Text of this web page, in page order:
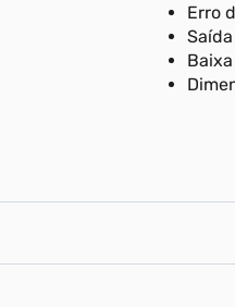
Erro